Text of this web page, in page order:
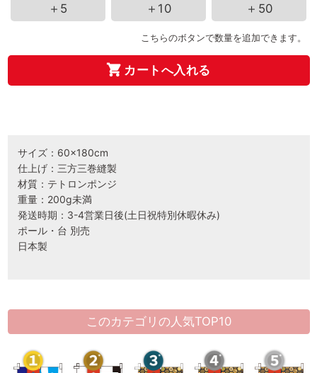
＋5 ＋10 ＋50
こちらのボタンで数量を追加できます。
カートへ入れる
サイズ：60×180cm
仕上げ：三方三巻縫製
材質：テトロンポンジ
重量：200g未満
発送時期：3-4営業日後(土日祝特別休暇休み)
ポール・台 別売
日本製
このカテゴリの人気TOP10